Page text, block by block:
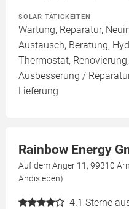
SOLAR TÄTIGKEITEN
Wartung, Reparatur,
Austausch, Beratung,
Thermostat,
Ausbesserung /
Lieferung
Rainbow Energy
Auf dem Anger 11, 99310
Andisleben)
4.1 Sterne